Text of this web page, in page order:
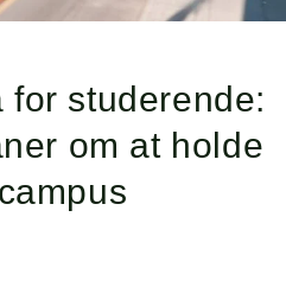
for studerende:
om at holde